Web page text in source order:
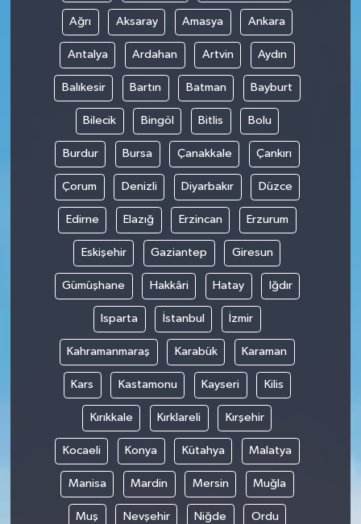
Ağrı Aksaray Amasya Ankara
Antalya Ardahan Artvin Aydın
Balıkesir Bartın Batman Bayburt
Bilecik Bingöl Bitlis Bolu
Burdur Bursa Çanakkale Çankırı
Çorum Denizli Diyarbakır Düzce
Edirne Elazığ Erzincan Erzurum
Eskişehir Gaziantep Giresun
Gümüşhane Hakkâri Hatay Iğdır
Isparta İstanbul İzmir
Kahramanmaraş Karabük Karaman
Kars Kastamonu Kayseri Kilis
Kırıkkale Kırklareli Kırşehir
Kocaeli Konya Kütahya Malatya
Manisa Mardin Mersin Muğla
Muş Nevşehir Niğde Ordu